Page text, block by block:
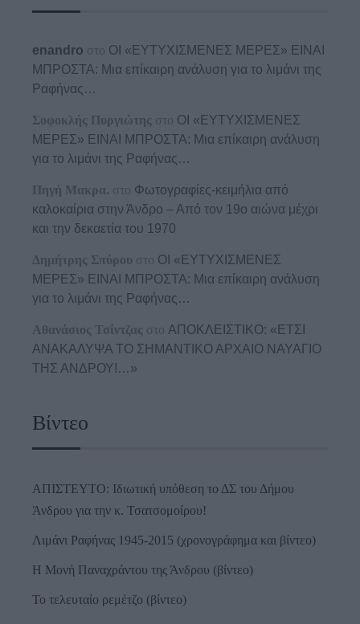
enandro στο ΟΙ «ΕΥΤΥΧΙΣΜΕΝΕΣ ΜΕΡΕΣ» ΕΙΝΑΙ
ΜΠΡΟΣΤΑ: Μια επίκαιρη ανάλυση για το λιμάνι της
Ραφήνας…
Σοφοκλής Πυργιώτης στο ΟΙ «ΕΥΤΥΧΙΣΜΕΝΕΣ
ΜΕΡΕΣ» ΕΙΝΑΙ ΜΠΡΟΣΤΑ: Μια επίκαιρη ανάλυση
για το λιμάνι της Ραφήνας…
Πηγή Μακρα. στο Φωτογραφίες-κειμήλια από
καλοκαίρια στην Άνδρο – Από τον 19ο αιώνα μέχρι
και την δεκαετία του 1970
Δημήτρης Σπύρου στο ΟΙ «ΕΥΤΥΧΙΣΜΕΝΕΣ
ΜΕΡΕΣ» ΕΙΝΑΙ ΜΠΡΟΣΤΑ: Μια επίκαιρη ανάλυση
για το λιμάνι της Ραφήνας…
Αθανάσιος Τσίντζας στο ΑΠΟΚΛΕΙΣΤΙΚΟ: «ΕΤΣΙ
ΑΝΑΚΑΛΥΨΑ ΤΟ ΣΗΜΑΝΤΙΚΟ ΑΡΧΑΙΟ ΝΑΥΑΓΙΟ
ΤΗΣ ΑΝΔΡΟΥ!…»
Βίντεο
ΑΠΙΣΤΕΥΤΟ: Ιδιωτική υπόθεση το ΔΣ του Δήμου
Άνδρου για την κ. Τσατσομοίρου!
Λιμάνι Ραφήνας 1945-2015 (χρονογράφημα και βίντεο)
Η Μονή Παναχράντου της Άνδρου (βίντεο)
Το τελευταίο ρεμέτζο (βίντεο)